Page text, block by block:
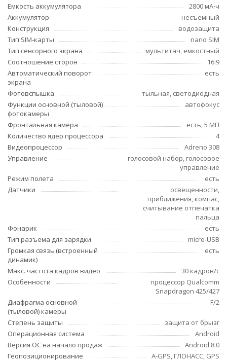
Емкость аккумулятора
2800 мА⋅ч
Аккумулятор
несъемный
Конструкция
водозащита
Тип SIM-карты
nano SIM
Тип сенсорного экрана
мультитач, емкостный
Соотношение сторон
16:9
Автоматический поворот
экрана
есть
Фотовспышка
тыльная, светодиодная
Функции основной (тыловой)
фотокамеры
автофокус
Фронтальная камера
есть, 5 МП
Количество ядер процессора
4
Видеопроцессор
Adreno 308
Управление
голосовой набор, голосовое
управление
Режим полета
есть
Датчики
освещенности,
приближения, компас,
считывание отпечатка
пальца
Фонарик
есть
Тип разъема для зарядки
micro-USB
Громкая связь (встроенный
динамик)
есть
Макс. частота кадров видео
30 кадров/с
Особенности
процессор Qualcomm
Snapdragon 425/427
Диафрагма основной
(тыловой) камеры
F/2
Степень защиты
защита от брызг
Операционная система
Android
Версия ОС на начало продаж
Android 8.0
Геопозиционирование
A-GPS, ГЛОНАСС, GPS